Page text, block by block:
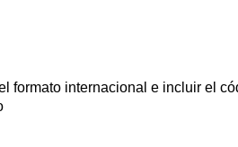
formato internacional e incluir el